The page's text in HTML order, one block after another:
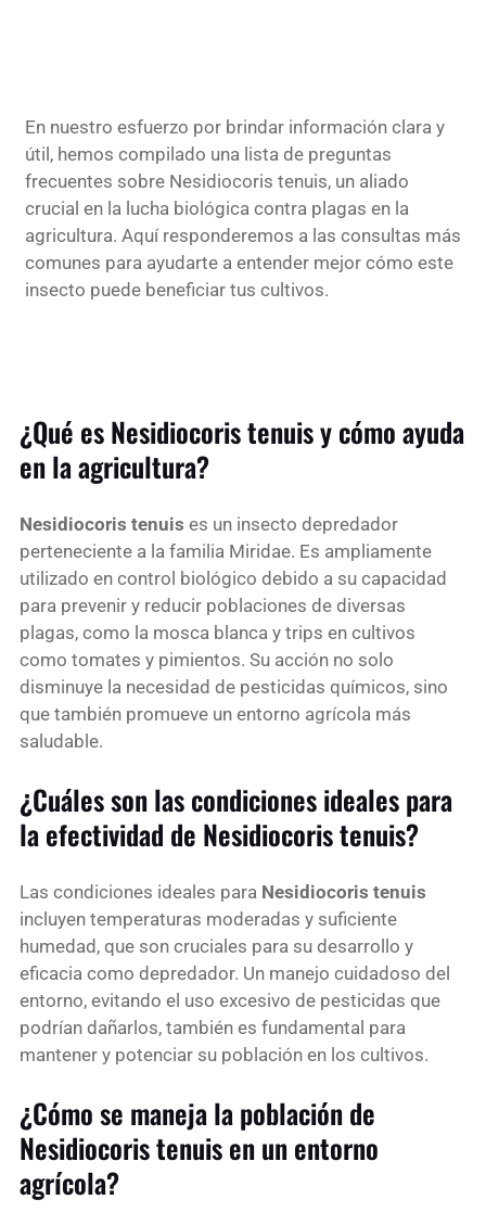
En nuestro esfuerzo por brindar información clara y
útil, hemos compilado una lista de preguntas
frecuentes sobre Nesidiocoris tenuis, un aliado
crucial en la lucha biológica contra plagas en la
agricultura. Aquí responderemos a las consultas más
comunes para ayudarte a entender mejor cómo este
insecto puede beneficiar tus cultivos.
¿Qué es Nesidiocoris tenuis y cómo ayuda
en la agricultura?
Nesidiocoris tenuis es un insecto depredador
perteneciente a la familia Miridae. Es ampliamente
utilizado en control biológico debido a su capacidad
para prevenir y reducir poblaciones de diversas
plagas, como la mosca blanca y trips en cultivos
como tomates y pimientos. Su acción no solo
disminuye la necesidad de pesticidas químicos, sino
que también promueve un entorno agrícola más
saludable.
¿Cuáles son las condiciones ideales para
la efectividad de Nesidiocoris tenuis?
Las condiciones ideales para Nesidiocoris tenuis
incluyen temperaturas moderadas y suficiente
humedad, que son cruciales para su desarrollo y
eficacia como depredador. Un manejo cuidadoso del
entorno, evitando el uso excesivo de pesticidas que
podrían dañarlos, también es fundamental para
mantener y potenciar su población en los cultivos.
¿Cómo se maneja la población de
Nesidiocoris tenuis en un entorno
agrícola?